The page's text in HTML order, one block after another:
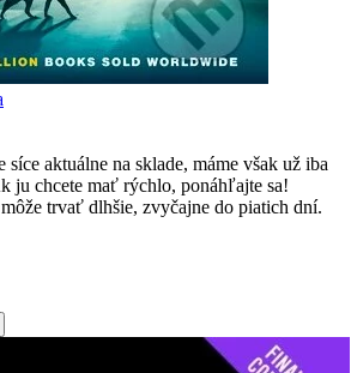
síce aktuálne na sklade, máme však už iba
ju chcete mať rýchlo, ponáhľajte sa!
trvať dlhšie, zvyčajne do piatich dní.